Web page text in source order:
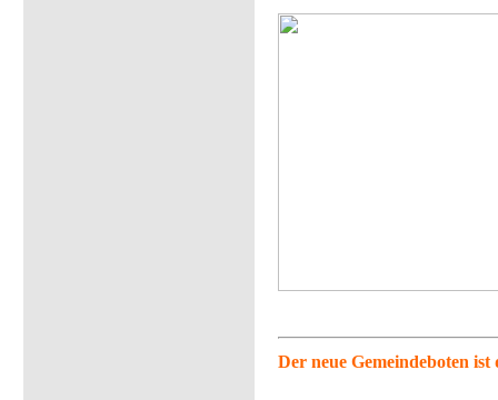
Der neue Gemeindeboten ist